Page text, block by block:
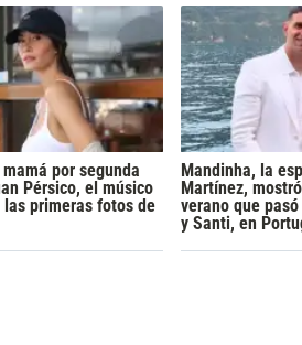
por segunda
Pérsico, el músico
primeras fotos de
Mandinha, la
Martínez,
verano que
y Santi, en